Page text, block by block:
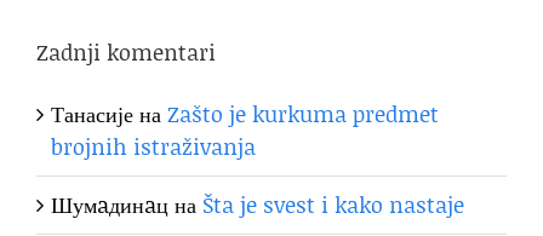
Zadnji komentari
ТанасијенаZašto je kurkuma predmet
brojnih istraživanja
Шумaдинaцна Šta je svest i kako nastaje